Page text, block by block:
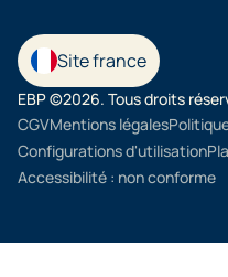
Site france
EBP ©2026. Tous droits
CGVMentions légales
Configurations d'utilisation
Accessibilité : non conforme